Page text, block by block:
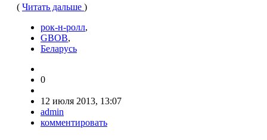
( Читать дальше )
рок-н-ролл,
GBOB,
Беларусь
0
12 июля 2013, 13:07
admin
комментировать